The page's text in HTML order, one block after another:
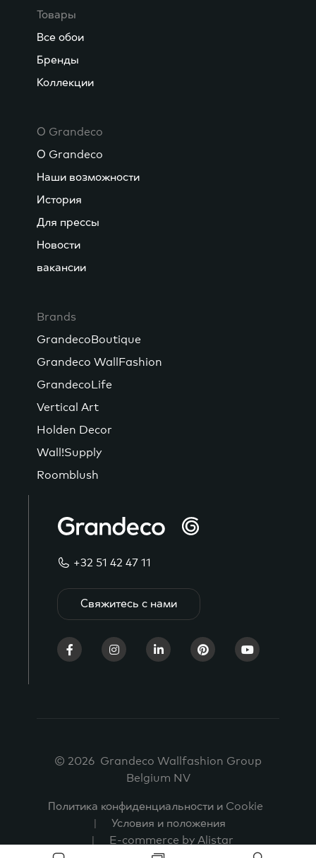
Товары
Все обои
Бренды
Коллекции
О Grandeco
О Grandeco
Наши возможности
История
Для прессы
Новости
вакансии
Brands
GrandecoBoutique
Grandeco WallFashion
GrandecoLife
Vertical Art
Holden Decor
Wall!Supply
Roomblush
+32 51 42 47 11
Свяжитесь с нами
© 2026 Grandeco Wallfashion Group
Belgium NV
Политика конфиденциальности и Cookie
Условия и положения
E-commerce by Alistar